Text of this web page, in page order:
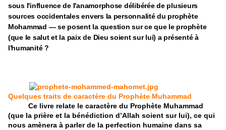
sous l'influence de l'anamorphose délibérée de plusieurs
sources occidentales envers la personnalité du prophète
Mohammad — se posent la question sur ce que le prophète
(que le salut et la paix de Dieu soient sur lui) a présenté à
l'humanité ?
Quelques traits de caractère du Prophète Muhammad
Ce livre relate le caractère du Prophète Muhammad
(que la prière et la bénédiction d’Allah soient sur lui), ce qui
nous amènera à parler de la perfection humaine dans sa